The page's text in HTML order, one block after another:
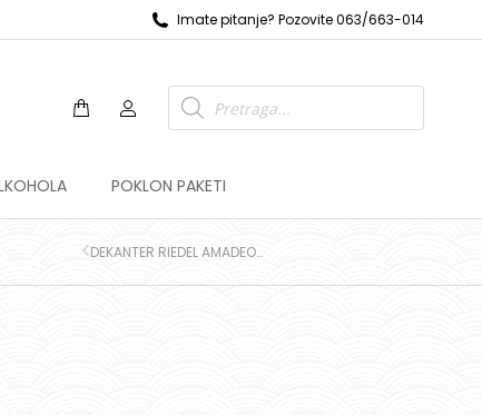
Imate pitanje? Pozovite 063/663-014
POKLON PAKETI
DEKANTER RIEDEL AMADEO SUNSHINE